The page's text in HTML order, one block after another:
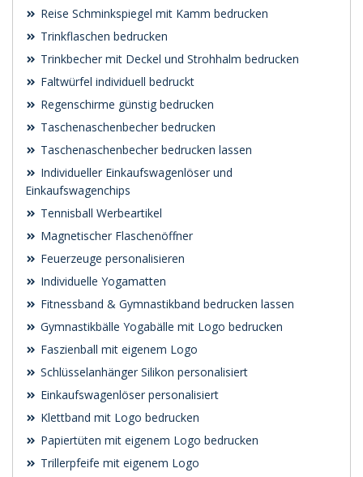
Reise Schminkspiegel mit Kamm bedrucken
Trinkflaschen bedrucken
Trinkbecher mit Deckel und Strohhalm bedrucken
Faltwürfel individuell bedruckt
Regenschirme günstig bedrucken
Taschenaschenbecher bedrucken
Taschenaschenbecher bedrucken lassen
Individueller Einkaufswagenlöser und
Einkaufswagenchips
Tennisball Werbeartikel
Magnetischer Flaschenöffner
Feuerzeuge personalisieren
Individuelle Yogamatten
Fitnessband & Gymnastikband bedrucken lassen
Gymnastikbälle Yogabälle mit Logo bedrucken
Faszienball mit eigenem Logo
Schlüsselanhänger Silikon personalisiert
Einkaufswagenlöser personalisiert
Klettband mit Logo bedrucken
Papiertüten mit eigenem Logo bedrucken
Trillerpfeife mit eigenem Logo